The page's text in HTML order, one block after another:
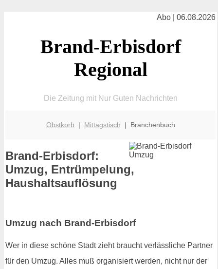
Abo | 06.08.2026
Brand-Erbisdorf
Regional
Die Zeitung mit Nur Guten Nachrichten
Obstkorb | Mittagstisch | Branchenbuch
Brand-Erbisdorf:
Umzug, Entrümpelung,
Haushaltsauflösung
Umzug nach Brand-Erbisdorf
Wer in diese schöne Stadt zieht braucht verlässliche Partner
für den Umzug. Alles muß organisiert werden, nicht nur der